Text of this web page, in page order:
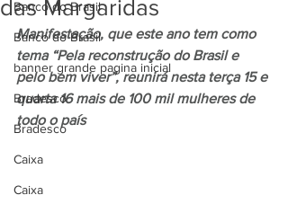
Banco do Brasil
Banco do Brasil
banner grande pagina inicial
Bradesco
Bradesco
Caixa
Caixa
das Margaridas
Manifestação, que este ano tem como
tema “Pela reconstrução do Brasil e
pelo bem viver”, reunirá nesta terça 15 e
quarta 16 mais de 100 mil mulheres de
todo o país